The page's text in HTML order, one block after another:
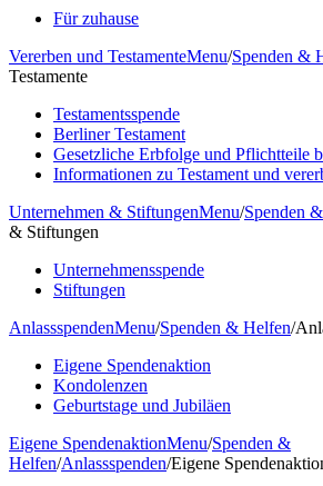
Für zuhause
Vererben und TestamenteMenu/Spenden &
Testamente
Testamentsspende
Berliner Testament
Gesetzliche Erbfolge und Pflichtteile
Informationen zu Testament und
Unternehmen & StiftungenMenu/Spenden
& Stiftungen
Unternehmensspende
Stiftungen
AnlassspendenMenu/Spenden & Helfen/
Eigene Spendenaktion
Kondolenzen
Geburtstage und Jubiläen
Eigene SpendenaktionMenu/Spenden &
Helfen/Anlassspenden/Eigene